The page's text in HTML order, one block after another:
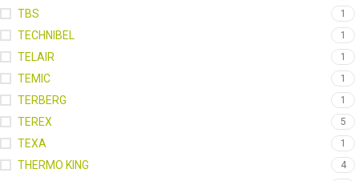
TBS 1
TECHNIBEL 1
TELAIR 1
TEMIC 1
TERBERG 1
TEREX 5
TEXA 1
THERMO KING 4